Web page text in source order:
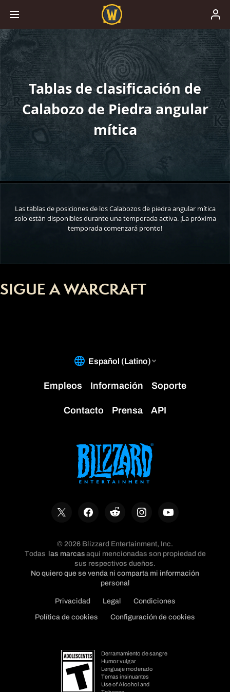
Tablas de clasificación de
Calabozo de Piedra angular
mítica
Las tablas de posiciones de los Calabozos de piedra angular mítica
solo están disponibles durante una temporada activa. ¡La próxima
temporada comenzará pronto!
SIGUE A WARCRAFT